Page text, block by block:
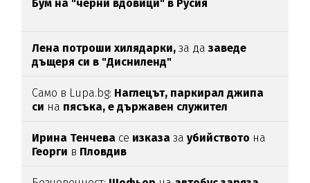
Бум на "черни вдовици" в Русия
Лена потроши хилядарки,за да заведе
дъщеря си в "Дисниленд"
Само в Lupa.bg: Наглецът, паркирал джипа
си на пясъка, е държавен служител
Ирина Тенчева се изказазаубийството на
Георги в Пловдив